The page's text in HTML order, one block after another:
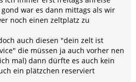
war es dann mittags als wir
noch einen zeltplatz zu
auch diesen "dein zelt ist
die müssen ja auch vorher nen
mal) dann dürfte es auch kein
ein plätzchen reserviert